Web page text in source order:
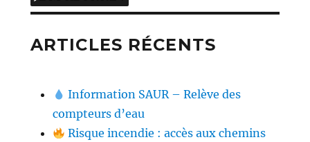
ARTICLES RÉCENTS
Information SAUR – Relève des
compteurs d’eau
Risque incendie : accès aux chemins